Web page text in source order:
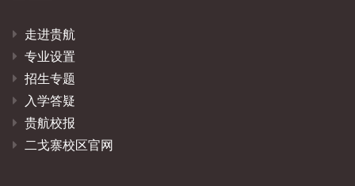
走进贵航
专业设置
招生专题
入学答疑
贵航校报
二戈寨校区官网